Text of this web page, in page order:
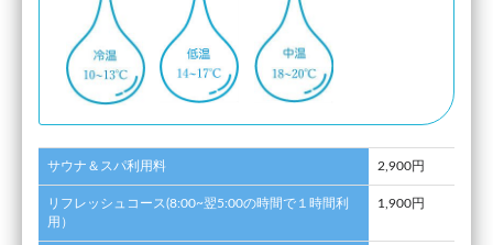
サウナ＆スパ利用料 2,900円
リフレッシュコース(8:00~翌5:00の時間で１時間利
用）
1,900円